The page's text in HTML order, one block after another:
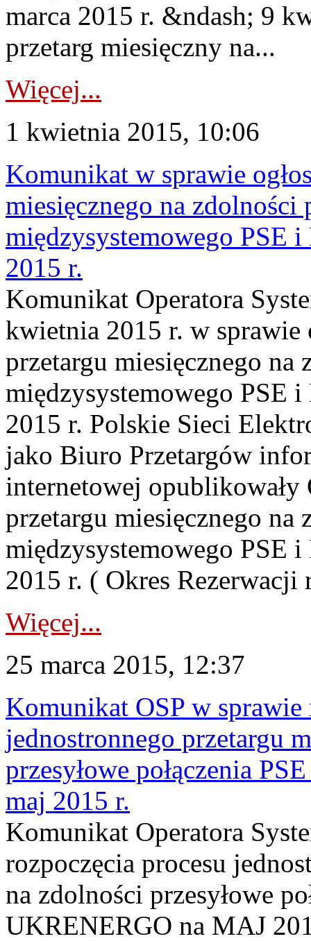
marca 2015 r. &ndash; 9
przetarg miesięczny na...
Więcej...
1 kwietnia 2015, 10:06
Komunikat w sprawie
miesięcznego na zdolności
międzysystemowego PSE
2015 r.
Komunikat Operatora
kwietnia 2015 r. w sprawie
przetargu miesięcznego na
międzysystemowego PSE
2015 r. Polskie Sieci
jako Biuro Przetargów
internetowej opublikowały
przetargu miesięcznego na
międzysystemowego PSE
2015 r. ( Okres Rezerwacji
Więcej...
25 marca 2015, 12:37
Komunikat OSP w sprawie
jednostronnego przetargu
przesyłowe połączenia
maj 2015 r.
Komunikat Operatora
rozpoczęcia procesu
na zdolności przesyłowe
UKRENERGO na MAJ